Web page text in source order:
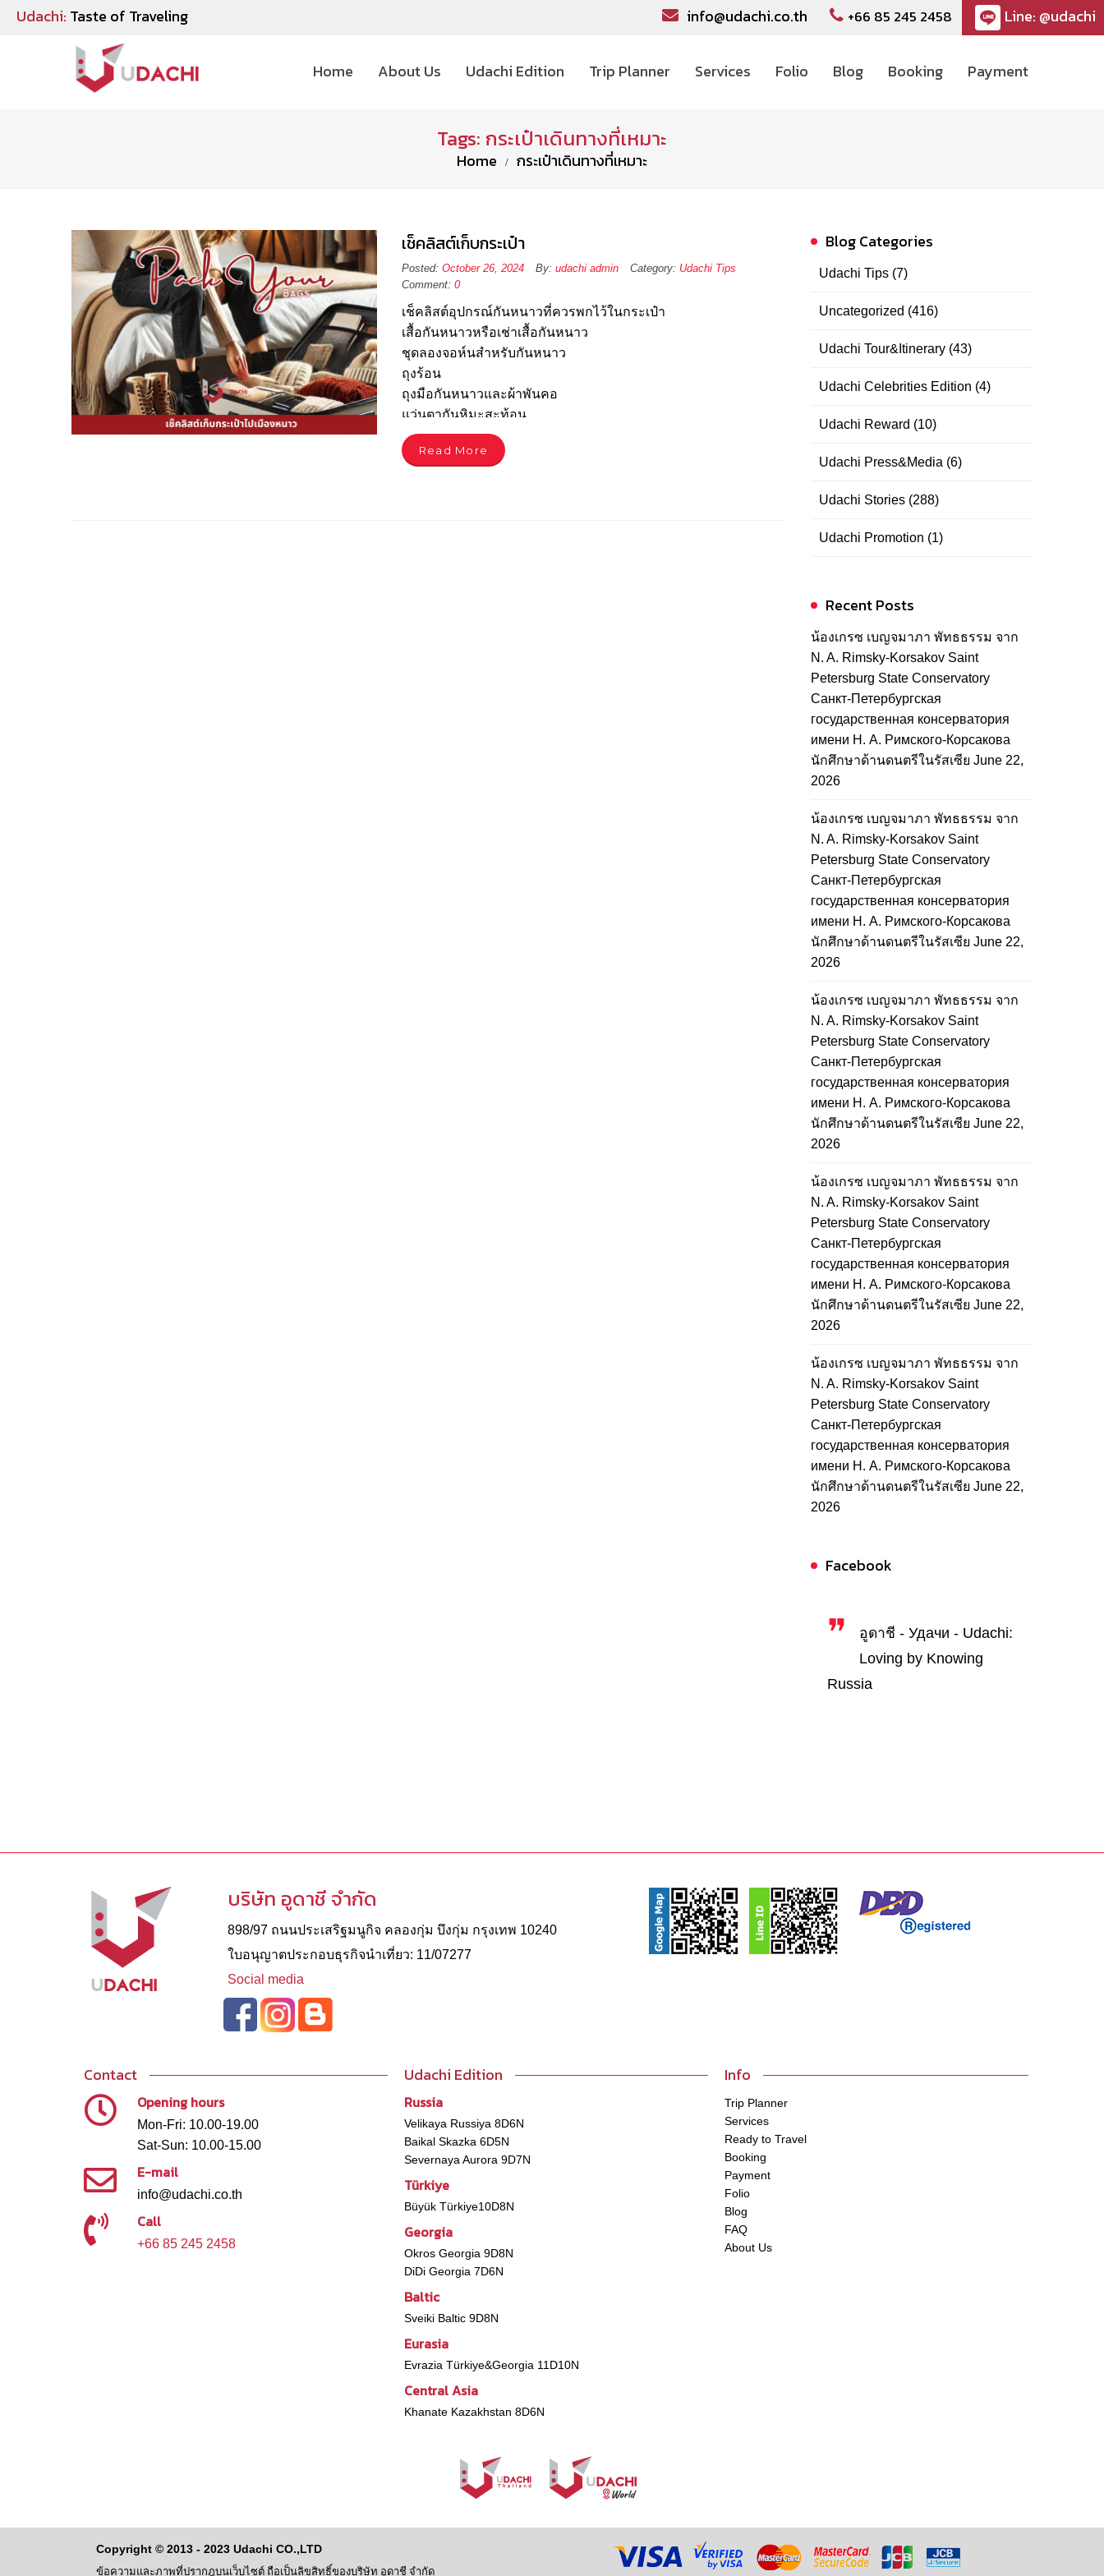
Udachi: Taste of Traveling info@udachi.co.th +66 85 245 2458 Line: @udachi
Home About Us Udachi Edition Trip Planner Services Folio Blog Booking Payment
Tags: กระเป๋าเดินทางที่เหมาะ
Home กระเป๋าเดินทางที่เหมาะ
เช็คลิสต์เก็บกระเป๋า
Posted: October 26, 2024 By: udachi admin Category: Udachi Tips
Comment: 0
เช็คลิสต์อุปกรณ์กันหนาวที่ควรพกไว้ในกระเป๋า
เสื้อกันหนาวหรือเช่าเสื้อกันหนาว
ชุดลองจอห์นสำหรับกันหนาว
ถุงร้อน
ถุงมือกันหนาวและผ้าพันคอ
แว่นตากันหิมะสะท้อน
กระเป๋าเดินทางที่แข็งแรง
ครีมบำรุงผิว ลิปบาล์ม
Read More
Blog Categories
Udachi Tips (7)
Uncategorized (416)
Udachi Tour&Itinerary (43)
Udachi Celebrities Edition (4)
Udachi Reward (10)
Udachi Press&Media (6)
Udachi Stories (288)
Udachi Promotion (1)
Recent Posts
น้องเกรซ เบญจมาภา พัทธธรรม จาก
N. A. Rimsky-Korsakov Saint
Petersburg State Conservatory
Санкт-Петербургская
государственная консерватория
имени Н. А. Римского-Корсакова
นักศึกษาด้านดนตรีในรัสเซีย June 22,
2026
น้องเกรซ เบญจมาภา พัทธธรรม จาก
N. A. Rimsky-Korsakov Saint
Petersburg State Conservatory
Санкт-Петербургская
государственная консерватория
имени Н. А. Римского-Корсакова
นักศึกษาด้านดนตรีในรัสเซีย June 22,
2026
น้องเกรซ เบญจมาภา พัทธธรรม จาก
N. A. Rimsky-Korsakov Saint
Petersburg State Conservatory
Санкт-Петербургская
государственная консерватория
имени Н. А. Римского-Корсакова
นักศึกษาด้านดนตรีในรัสเซีย June 22,
2026
น้องเกรซ เบญจมาภา พัทธธรรม จาก
N. A. Rimsky-Korsakov Saint
Petersburg State Conservatory
Санкт-Петербургская
государственная консерватория
имени Н. А. Римского-Корсакова
นักศึกษาด้านดนตรีในรัสเซีย June 22,
2026
น้องเกรซ เบญจมาภา พัทธธรรม จาก
N. A. Rimsky-Korsakov Saint
Petersburg State Conservatory
Санкт-Петербургская
государственная консерватория
имени Н. А. Римского-Корсакова
นักศึกษาด้านดนตรีในรัสเซีย June 22,
2026
Facebook
อูดาชี - Удачи - Udachi:
Loving by Knowing
Russia
บริษัท อูดาชี จำกัด
898/97 ถนนประเสริฐมนูกิจ คลองกุ่ม บึงกุ่ม กรุงเทพ 10240
ใบอนุญาตประกอบธุรกิจนําเที่ยว: 11/07277
Social media
Contact
Opening hours
Mon-Fri: 10.00-19.00
Sat-Sun: 10.00-15.00
E-mail
info@udachi.co.th
Call
+66 85 245 2458
Udachi Edition
Russia
Velikaya Russiya 8D6N
Baikal Skazka 6D5N
Severnaya Aurora 9D7N
Türkiye
Büyük Türkiye10D8N
Georgia
Okros Georgia 9D8N
DiDi Georgia 7D6N
Baltic
Sveiki Baltic 9D8N
Eurasia
Evrazia Türkiye&Georgia 11D10N
Central Asia
Khanate Kazakhstan 8D6N
Info
Trip Planner
Services
Ready to Travel
Booking
Payment
Folio
Blog
FAQ
About Us
Copyright © 2013 - 2023 Udachi CO.,LTD
ข้อความและภาพที่ปรากฎบนเว็บไซต์ ถือเป็นลิขสิทธิ์ของบริษัท อูดาชี จำกัด